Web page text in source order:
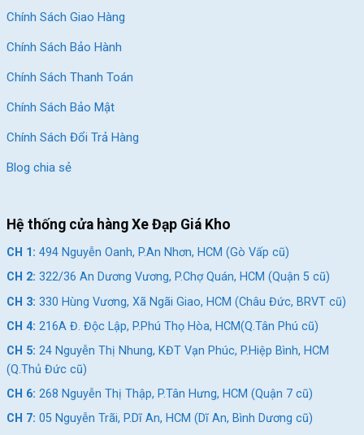
Chính Sách Giao Hàng
Chính Sách Bảo Hành
Chính Sách Thanh Toán
Chính Sách Bảo Mật
Chính Sách Đổi Trả Hàng
Blog chia sẻ
Hệ thống cửa hàng Xe Đạp Giá Kho
CH 1: 494 Nguyễn Oanh, P.An Nhơn, HCM (Gò Vấp cũ)
CH 2: 322/36 An Dương Vương, P.Chợ Quán, HCM (Quận 5 cũ)
CH 3: 330 Hùng Vương, Xã Ngãi Giao, HCM (Châu Đức, BRVT cũ)
CH 4: 216A Đ. Độc Lập, P.Phú Thọ Hòa, HCM(Q.Tân Phú cũ)
CH 5: 24 Nguyễn Thị Nhung, KĐT Vạn Phúc, P.Hiệp Bình, HCM
(Q.Thủ Đức cũ)
CH 6: 268 Nguyễn Thị Thập, P.Tân Hưng, HCM (Quận 7 cũ)
CH 7: 05 Nguyễn Trãi, P.Dĩ An, HCM (Dĩ An, Bình Dương cũ)